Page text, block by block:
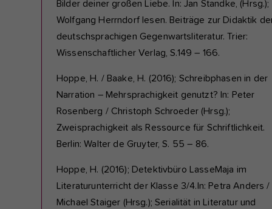
Bilder deiner großen Liebe. In: Jan Standke, (Hrsg.);
Wolfgang Herrndorf lesen. Beiträge zur Didaktik
deutschsprachigen Gegenwartsliteratur. Trier:
Wissenschaftlicher Verlag, S.149 – 166.
Hoppe, H. / Baake, H. (2016); Schreibphasen in der
Narration – Mehrsprachigkeit genutzt? In: Peter
Rosenberg / Christoph Schroeder (Hrsg.);
Zweisprachigkeit als Ressource für Schriftlichkeit.
Berlin: Walter de Gruyter, S. 55 – 86.
Hoppe, H. (2016); Detektivbüro LasseMaja im
Literaturunterricht der Klasse 3/4.In: Petra Anders /
Michael Staiger (Hrsg.); Serialität in Literatur und